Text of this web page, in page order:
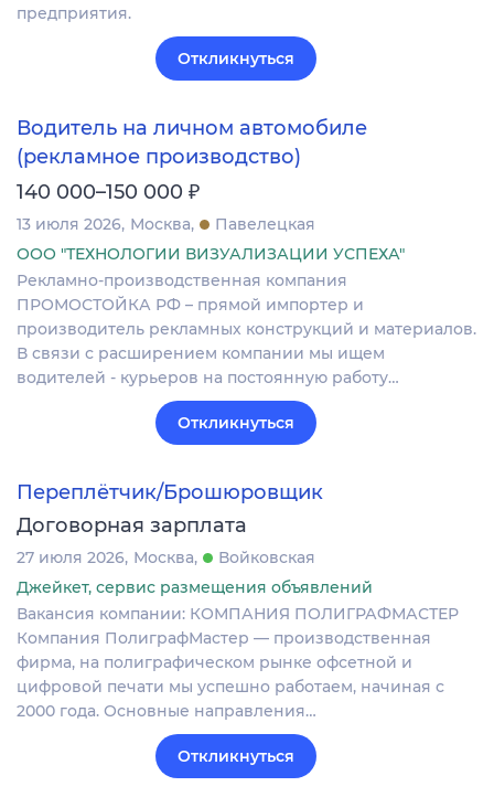
предприятия.
Откликнуться
Водитель на личном автомобиле
(рекламное производство)
140 000–150 000 ₽
13 июля 2026 Москва
Павелецкая
ООО "ТЕХНОЛОГИИ ВИЗУАЛИЗАЦИИ УСПЕХА"
Рекламно-производственная компания
ПРОМОСТОЙКА РФ – прямой импортер и
производитель рекламных конструкций и материалов.
В связи с расширением компании мы ищем
водителей - курьеров на постоянную работу…
Откликнуться
Переплётчик/Брошюровщик
Договорная зарплата
27 июля 2026 Москва
Войковская
Джейкет, сервис размещения объявлений
Вакансия компании: КОМПАНИЯ ПОЛИГРАФМАСТЕР
Компания ПолиграфМастер — производственная
фирма, на полиграфическом рынке офсетной и
цифровой печати мы успешно работаем, начиная с
2000 года. Основные направления…
Откликнуться